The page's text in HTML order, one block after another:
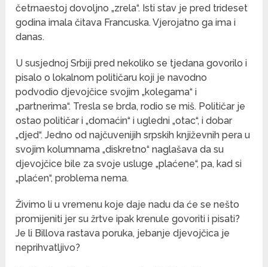
četrnaestoj dovoljno „zrela“. Isti stav je pred trideset
godina imala čitava Francuska. Vjerojatno ga ima i
danas.
U susjednoj Srbiji pred nekoliko se tjedana govorilo i
pisalo o lokalnom političaru koji je navodno
podvodio djevojčice svojim „kolegama“ i
„partnerima“. Tresla se brda, rodio se miš. Političar je
ostao političar i „domaćin“ i ugledni „otac“, i dobar
„djed“. Jedno od najčuvenijih srpskih književnih pera u
svojim kolumnama „diskretno“ naglašava da su
djevojčice bile za svoje usluge „plaćene“, pa, kad si
„plaćen“, problema nema.
Živimo li u vremenu koje daje nadu da će se nešto
promijeniti jer su žrtve ipak krenule govoriti i pisati?
Je li Billova rastava poruka, jebanje djevojčica je
neprihvatljivo?